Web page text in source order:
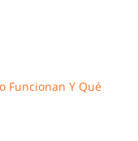
Funcionan Y Qué